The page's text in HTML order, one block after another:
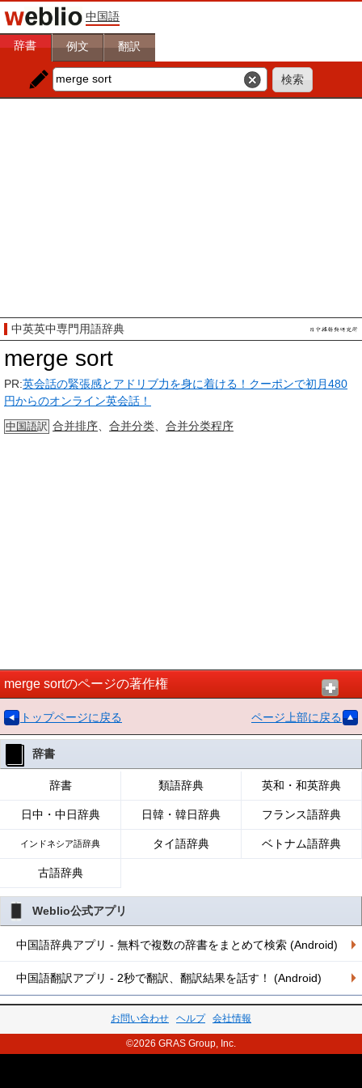
中国語
辞書 例文 翻訳
中英英中専門用語辞典
merge sort
PR:英会話の緊張感とアドリブ力を身に着ける！クーポンで初月480
円からのオンライン英会話！
中国語訳 合并排序 合并分类 合并分类程序
merge sortのページの著作権
トップページに戻る ページ上部に戻る
辞書
辞書 類語辞典 英和・和英辞典
日中・中日辞典 日韓・韓日辞典 フランス語辞典
インドネシア語辞典 タイ語辞典 ベトナム語辞典
古語辞典
Weblio公式アプリ
中国語辞典アプリ - 無料で複数の辞書をまとめて検索 (Android)
中国語翻訳アプリ - 2秒で翻訳、翻訳結果を話す！ (Android)
お問い合わせ ヘルプ 会社情報
©2026 GRAS Group, Inc.